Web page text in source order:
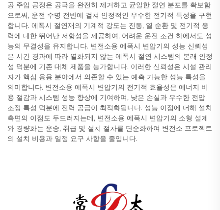
공 주입 공정은 공극을 완전히 제거하고 균일한 절연 분포를 확보함
으로써, 운전 수명 전반에 걸쳐 안정적인 우수한 전기적 특성을 구현
합니다. 에폭시 절연재의 기계적 강도는 진동, 열 순환 및 전기적 응
력에 대한 뛰어난 저항성을 제공하여, 어려운 운전 조건 하에서도 성
능의 무결성을 유지합니다. 변전소용 에폭시 변압기의 성능 신뢰성
은 시간 경과에 따라 열화되지 않는 에폭시 절연 시스템의 본래 안정
성 덕분에 기존 대체 제품을 능가합니다. 이러한 신뢰성은 시설 관리
자가 핵심 응용 분야에서 의존할 수 있는 예측 가능한 성능 특성을
의미합니다. 변전소용 에폭시 변압기의 전기적 효율성은 에너지 비
용 절감과 시스템 성능 향상에 기여하며, 낮은 손실과 우수한 전압
조정 특성 덕분에 전력 공급이 최적화됩니다. 성능 이점에 더해 설치
측면의 이점도 두드러지는데, 변전소용 에폭시 변압기의 소형 설계
와 경량화는 운송, 취급 및 설치 절차를 단순화하여 변전소 프로젝트
의 설치 비용과 일정 요구 사항을 줄입니다.